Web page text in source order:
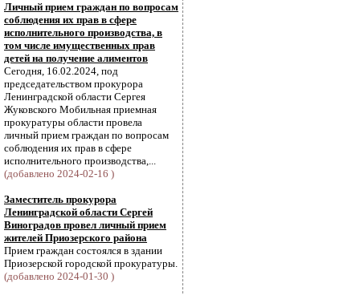
Личный прием граждан по вопросам
соблюдения их прав в сфере
исполнительного производства, в
том числе имущественных прав
детей на получение алиментов
Сегодня, 16.02.2024, под
председательством прокурора
Ленинградской области Сергея
Жуковского Мобильная приемная
прокуратуры области провела
личный прием граждан по вопросам
соблюдения их прав в сфере
исполнительного производства,...
(добавлено 2024-02-16 )
Заместитель прокурора
Ленинградской области Сергей
Виноградов провел личный прием
жителей Приозерского района
Прием граждан состоялся в здании
Приозерской городской прокуратуры.
(добавлено 2024-01-30 )